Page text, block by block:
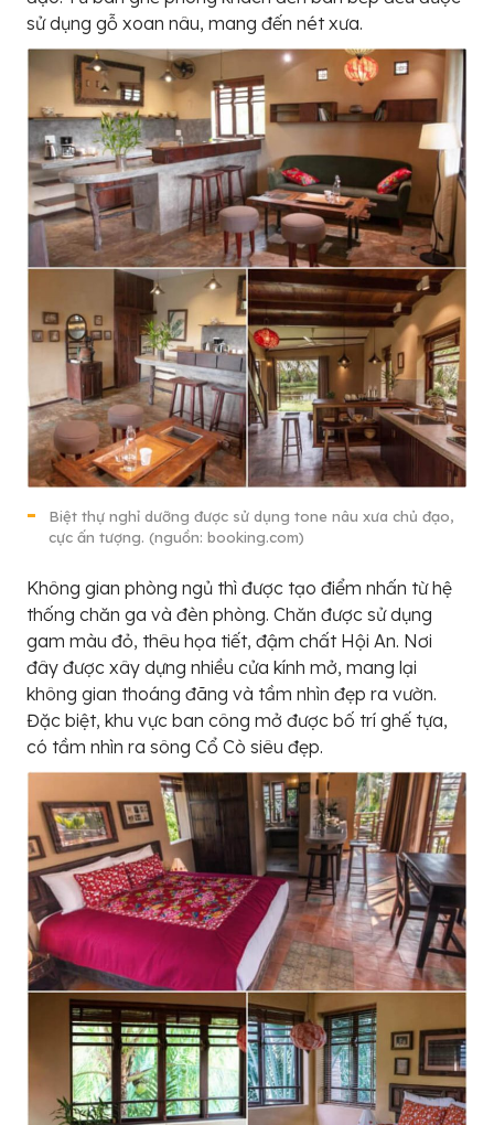
sử dụng gỗ xoan nâu, mang đến nét xưa.
Biệt thự nghỉ dưỡng được sử dụng tone nâu xưa chủ đạo,
cực ấn tượng. (nguồn: booking.com)
Không gian phòng ngủ thì được tạo điểm nhấn từ hệ
thống chăn ga và đèn phòng. Chăn được sử dụng
gam màu đỏ, thêu họa tiết, đậm chất Hội An. Nơi
đây được xây dựng nhiều cửa kính mở, mang lại
không gian thoáng đãng và tầm nhìn đẹp ra vườn.
Đặc biệt, khu vực ban công mở được bố trí ghế tựa,
có tầm nhìn ra sông Cổ Cò siêu đẹp.